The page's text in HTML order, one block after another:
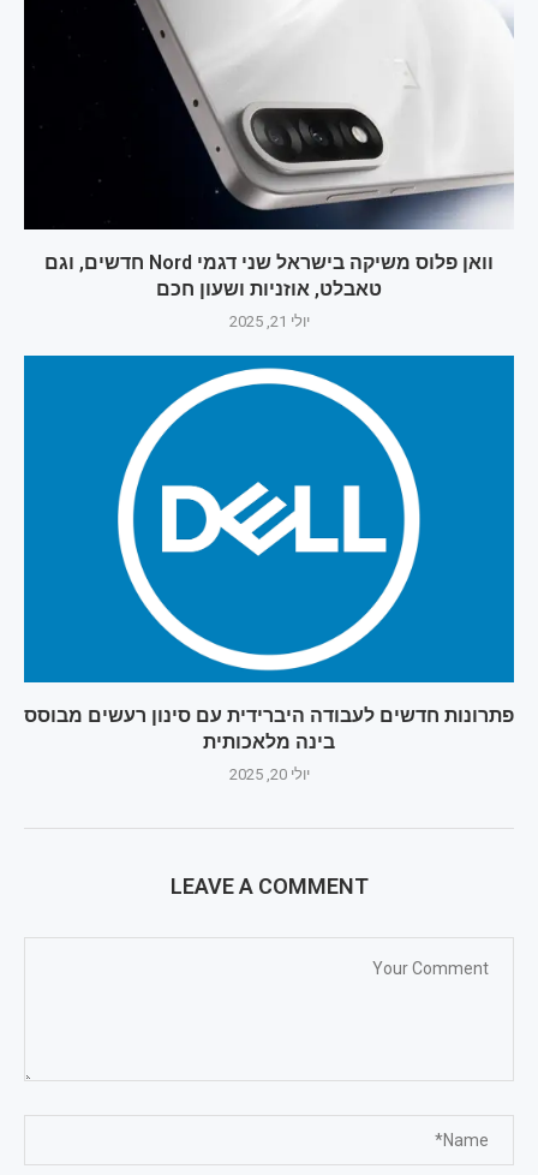
וואן פלוס משיקה בישראל שני דגמי Nord חדשים, וגם
טאבלט, אוזניות ושעון חכם
יולי 21, 2025
פתרונות חדשים לעבודה היברידית עם סינון רעשים מבוסס
בינה מלאכותית
יולי 20, 2025
LEAVE A COMMENT